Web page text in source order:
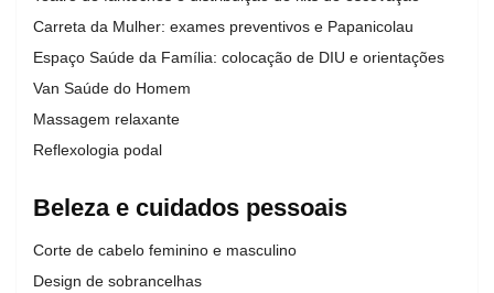
Carreta da Mulher: exames preventivos e Papanicolau
Espaço Saúde da Família: colocação de DIU e orientações
Van Saúde do Homem
Massagem relaxante
Reflexologia podal
Beleza e cuidados pessoais
Corte de cabelo feminino e masculino
Design de sobrancelhas